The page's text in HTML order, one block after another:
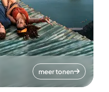
meer tonen